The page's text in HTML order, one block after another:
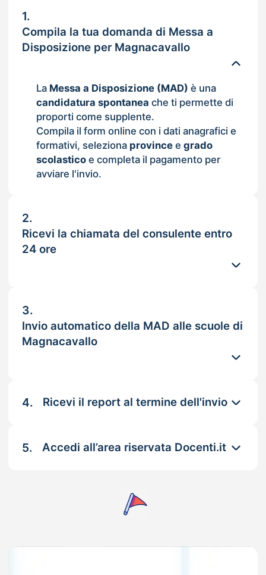
1.
Compila la tua domanda di Messa a
Disposizione per Magnacavallo
La Messa a Disposizione (MAD) è una
candidatura spontanea che ti permette di
proporti come supplente.
Compila il form online con i dati anagrafici e
formativi, seleziona provincee grado
scolasticoe completa il pagamento per
avviare l'invio.
2.
Ricevi la chiamata del consulente entro
24 ore
3.
Invio automatico della MAD alle scuole di
Magnacavallo
4. Ricevi il report al termine dell'invio
5. Accedi all’area riservata Docenti.it